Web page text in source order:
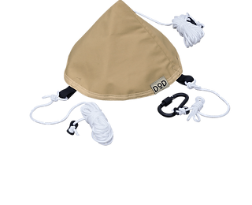
รายการ 15 วัน
4 • สินค้าใดๆ ก็ตามที่ซื้อจากการ
Resell หรือมีการเปลี่ยนมือผู้ซื้อ จะ
ถือว่าสิ้นสุดการรับประกันสินค้าทุก
5 • สงวนสิทธิ์ในการงดจำหน่ายสินค้า
ทุกรายการให้กับผู้ที่มีประวัติการนำ
สินค้าไปขายต่อ (Resell)